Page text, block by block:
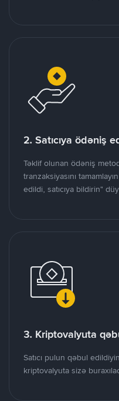
2. Satıcıya ödəniş
Təklif olunan ödəniş
tranzaksiyasını
edildi, satıcıya bildirin"
3. Kriptovalyuta
Satıcı pulun qəbul
kriptovalyuta sizə